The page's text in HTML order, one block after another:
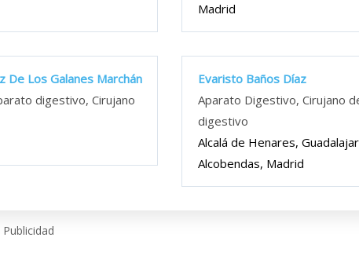
Madrid
De Los Galanes Marchán
digestivo, Cirujano
Evaristo Baños Díaz
Aparato Digestivo, Cirujano
digestivo
Alcalá de Henares,
Alcobendas, Madrid
Publicidad